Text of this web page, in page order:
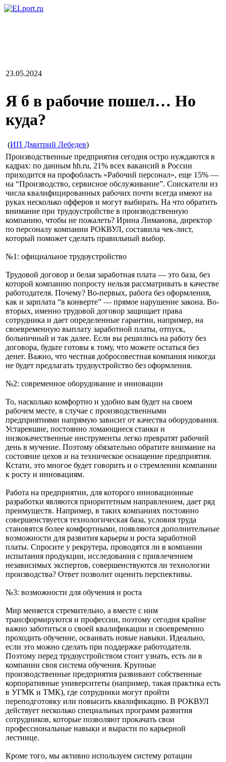
23.05.2024
Я б в рабочие пошел… Но
куда?
(ИП Дмитрий Лебедев)
Производственные предприятия сегодня остро нуждаются в
кадрах: по данным hh.ru, 21% всех вакансий в России
приходится на профобласть «Рабочий персонал», еще 15% —
на “Производство, сервисное обслуживание”. Соискатели из
числа квалифицированных рабочих почти всегда имеют на
руках несколько офферов и могут выбирать. На что обратить
внимание при трудоустройстве в производственную
компанию, чтобы не пожалеть? Ирина Лиманова, директор
по персоналу компании РОКВУЛ, составила чек-лист,
который поможет сделать правильный выбор.
№1: официальное трудоустройство
Трудовой договор и белая заработная плата — это база, без
которой компанию попросту нельзя рассматривать в качестве
работодателя. Почему? Во-первых, работа без оформления,
как и зарплата “в конверте” — прямое нарушение закона. Во-
вторых, именно трудовой договор защищает права
сотрудника и дает определенные гарантии, например, на
своевременную выплату заработной платы, отпуск,
больничный и так далее. Если вы решились на работу без
договора, будьте готовы к тому, что можете остаться без
денег. Важно, что честная добросовестная компания никогда
не будет предлагать трудоустройство без оформления.
№2: современное оборудование и инновации
То, насколько комфортно и удобно вам будет на своем
рабочем месте, в случае с производственными
предприятиями напрямую зависит от качества оборудования.
Устаревшие, постоянно ломающиеся станки и
низкокачественные инструменты легко превратят рабочий
день в мучение. Поэтому обязательно обратите внимание на
состояние цехов и на техническое оснащение предприятия.
Кстати, это многое будет говорить и о стремлении компании
к росту и инновациям.
Работа на предприятии, для которого инновационные
разработки являются приоритетным направлением, дает ряд
преимуществ. Например, в таких компаниях постоянно
совершенствуется технологическая база, условия труда
становятся более комфортными, появляются дополнительные
возможности для развития карьеры и роста заработной
платы. Спросите у рекрутера, проводятся ли в компании
испытания продукции, исследования с привлечением
независимых экспертов, совершенствуются ли технологии
производства? Ответ позволит оценить перспективы.
№3: возможности для обучения и роста
Мир меняется стремительно, а вместе с ним
трансформируются и профессии, поэтому сегодня крайне
важно заботиться о своей квалификации и своевременно
проходить обучение, осваивать новые навыки. Идеально,
если это можно сделать при поддержке работодателя.
Поэтому перед трудоустройством стоит узнать, есть ли в
компании своя система обучения. Крупные
производственные предприятия развивают собственные
корпоративные университеты (например, такая практика есть
в УГМК и ТМК), где сотрудники могут пройти
переподготовку или повысить квалификацию. В РОКВУЛ
действует несколько специальных программ развития
сотрудников, которые позволяют прокачать свои
профессиональные навыки и вырасти по карьерной
лестнице.
Кроме того, мы активно используем систему ротации